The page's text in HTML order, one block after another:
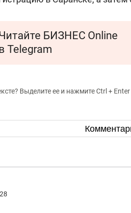
БИЗНЕС Online
Telegram
Выделите ее и нажмите Ctrl + Enter